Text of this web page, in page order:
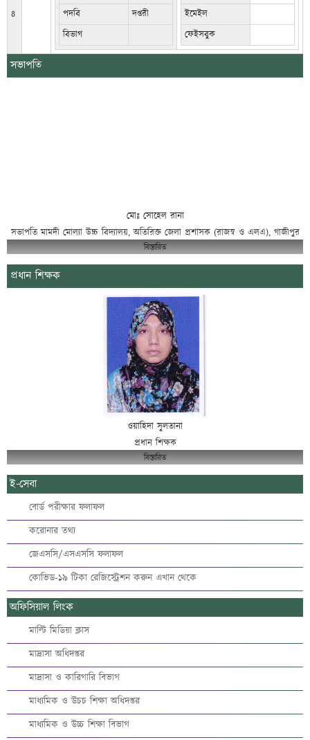
8
পদবি
দপ্তরী
বিভাগ
ইমেইল
ফেইসবুক
সভাপতি
মোঃ সোহেল রানা
সভাপতি মামদী মোল্যা উচ্চ বিদ্যালয়, অতিরিক্ত জেলা প্রশাসক (রাজস্ব ও এলএ), গাজীপুর
বিস্তারিত
প্রধান শিক্ষক
ওয়াহিদা সুলতানা
প্রধান শিক্ষক
বিস্তারিত
ই-সেবা
বোর্ড পরীক্ষার ফলাফল
করোনার তথ্য
জেএসসি/এসএসসি ফলাফল
কোভিড-১৯ টিকা রেজিস্ট্রেশন করুন এখান থেকে
অফিসিয়াল লিংক
মাল্টি মিডিয়া ক্লাস
মাদ্রাসা অধিদপ্তর
মাদ্রাসা ও কারিগারি বিভাগ
মাধ্যমিক ও উচচ শিক্ষা অধিদপ্তর
মাধ্যমিক ও উচ্চ শিক্ষা বিভাগ